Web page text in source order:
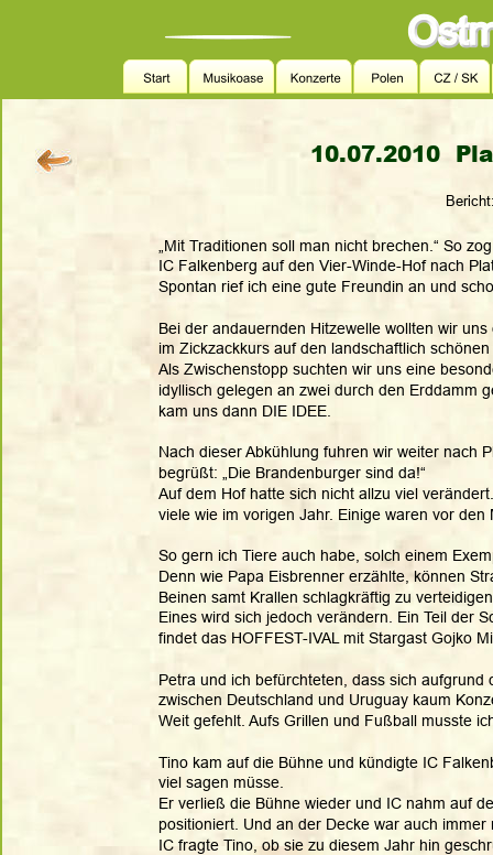
10.07.2010
„Mit Traditionen soll man nicht brechen.“ So
IC Falkenberg auf den Vier-Winde-Hof nach
Spontan rief ich eine gute Freundin an und
Bei der andauernden Hitzewelle wollten wir
im Zickzackkurs auf den landschaftlich
Als Zwischenstopp suchten wir uns eine
idyllisch gelegen an zwei durch den Erddamm
kam uns dann DIE IDEE.
Nach dieser Abkühlung fuhren wir weiter nach
begrüßt: „Die Brandenburger sind da!“
Auf dem Hof hatte sich nicht allzu viel
viele wie im vorigen Jahr. Einige waren vor
So gern ich Tiere auch habe, solch einem
Denn wie Papa Eisbrenner erzählte, können
Beinen samt Krallen schlagkräftig zu
Eines wird sich jedoch verändern. Ein Teil der
findet das HOFFEST-IVAL mit Stargast Gojko
Petra und ich befürchteten, dass sich
zwischen Deutschland und Uruguay kaum
Weit gefehlt. Aufs Grillen und Fußball musste
Tino kam auf die Bühne und kündigte IC
viel sagen müsse.
Er verließ die Bühne wieder und IC nahm auf
positioniert. Und an der Decke war auch
IC fragte Tino, ob sie zu diesem Jahr hin